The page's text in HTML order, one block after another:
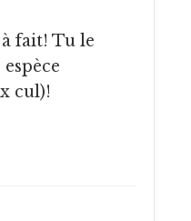
fait! Tu le
cul)!